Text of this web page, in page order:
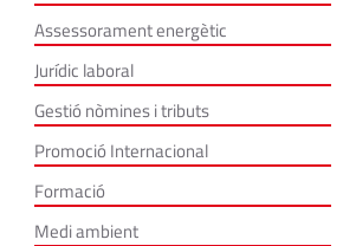
Assessorament energètic
Jurídic laboral
Gestió nòmines i tributs
Promoció Internacional
Formació
Medi ambient